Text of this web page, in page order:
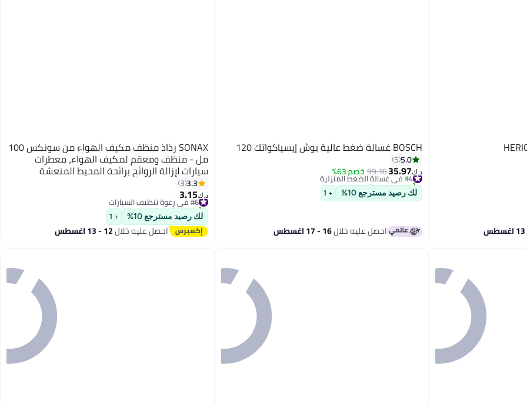
BOSCH غسالة ضغط عالية بوش إيسياكواتك 120
5.0
5
د.ك‏35.97
99.16خصم 63% #4 في غسالة الضغط المنزلية
تم بيع +20 مؤخرًا
#4 في غسالة الضغط المنزلية
لك رصيد مسترجع 10% + 1
احصل عليه خلال16 - 17 اغسطس
SONAX رذاذ منظف مكيف الهواء من سونكس 100
مل - منظف ومعقم لمكيف الهواء، معطرات
سيارات لإزالة الروائح برائحة المحيط المنعشة
3.3
3
د.ك‏3.15
#6 في رغوة تنظيف السيارات
تم بيع +20 مؤخرًا
#6 في رغوة تنظيف السيارات
لك رصيد مسترجع 10% + 1
احصل عليه خلال12 - 13 اغسطس